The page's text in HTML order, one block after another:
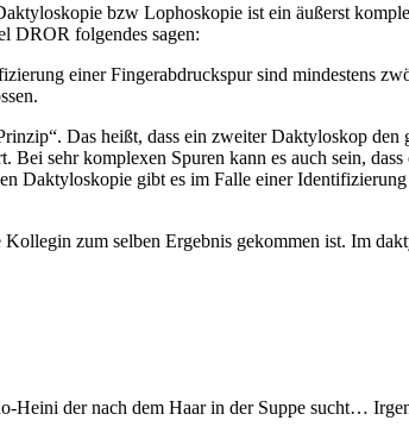
bzw Lophoskopie ist ein äußerst
DROR folgendes sagen:
einer Fingerabdruckspur sind mindestens
Das heißt, dass ein zweiter Daktyloskop den
sehr komplexen Spuren kann es auch sein,
Daktyloskopie gibt es im Falle einer
zum selben Ergebnis gekommen ist. Im
Heini der nach dem Haar in der Suppe sucht…